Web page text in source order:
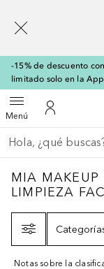
-15% de descuento
limitado solo en la
MenúAbrir menúMi cuenta
Regresar
Ejecutar búsqueda
MIA
MIA
LIMPIEZA
Notas sobre la